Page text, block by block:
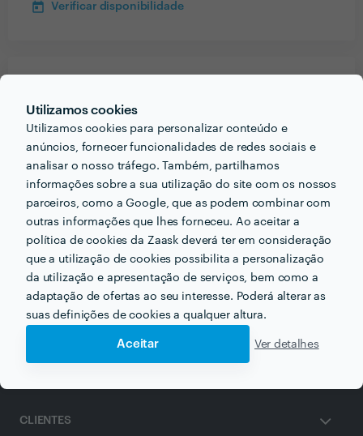
Utilizamos cookies
Utilizamos cookies para personalizar conteúdo e
anúncios, fornecer funcionalidades de redes sociais e
analisar o nosso tráfego. Também, partilhamos
informações sobre a sua utilização do site com os nossos
parceiros, como a Google, que as podem combinar com
outras informações que lhes forneceu. Ao aceitar a
política de cookies da Zaask deverá ter em consideração
que a utilização de cookies possibilita a personalização
da utilização e apresentação de serviços, bem como a
adaptação de ofertas ao seu interesse. Poderá alterar as
suas definições de cookies a qualquer altura.
Aceitar Ver detalhes
Verificar disponibilidade
Yoga Samkhya Porto
Outros serviços proporcionados por Yoga Samkhya
Porto
Meditação Guiada em porto
CLIENTES